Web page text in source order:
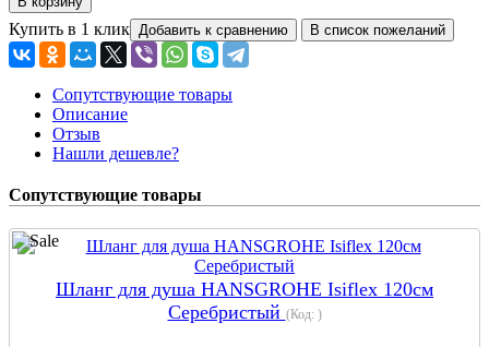
Купить в 1 клик
Сопутствующие товары
Описание
Отзыв
Нашли дешевле?
Сопутствующие товары
Шланг для душа HANSGROHE Isiflex 120см
Серебристый (Код: )